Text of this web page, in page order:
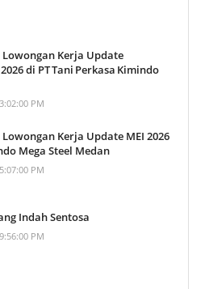
Kerja Update
2026 di PT Tani Perkasa Kimindo
PM
Kerja Update MEI 2026
Mega Steel Medan
PM
Indah Sentosa
PM